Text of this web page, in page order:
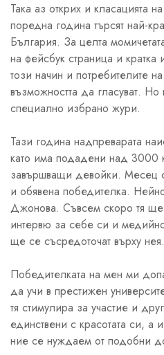
Така аз открих и класацията
поредна година търсят най-
България. За целта
на фейсбук страница и
този начин и потребителите
възможността да гласуват.
специално избрано жури.
Тази година надпреварата
като има подадени над 3000
завършващи девойки. Месец
и обявена победителка.
Джонова. Съвсем скоро тя
интервю за себе си и
ще се съсредоточат върху нея.
Победителката на мен ми
да учи в престижен
тя стимулира за участие и
единствени с красотата си, а
ние се нуждаем от подобни